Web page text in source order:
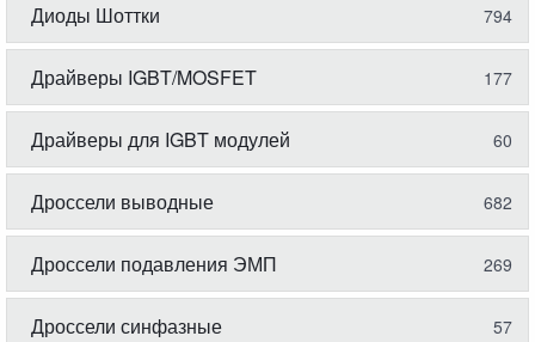
Диоды Шоттки 794
Драйверы IGBT/MOSFET 177
Драйверы для IGBT модулей 60
Дроссели выводные 682
Дроссели подавления ЭМП 269
Дроссели синфазные 57